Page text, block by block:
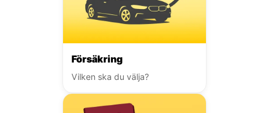
Försäkring
Vilken ska du välja?